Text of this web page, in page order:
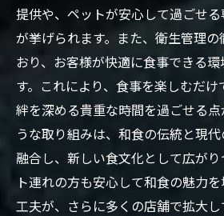
提供や、ペットが安心して過ごせ
が挙げられます。また、衛生管理
おり、お客様が快適に食事できる
す。これにより、食事を楽しむだ
絆を深める貴重な時間を過ごせる
うな取り組みは、和食の伝統と現
融合し、新しい食文化として広が
ト連れの方も安心して和食の魅力
工夫が、さらに多くの店舗で拡大